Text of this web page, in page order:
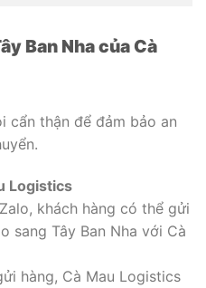
Ban Nha của Cà
cẩn thận để đảm bảo an
Logistics
khách hàng có thể gửi
sang Tây Ban Nha với Cà
hàng, Cà Mau Logistics